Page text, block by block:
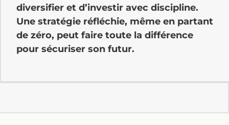
diversifier et d’investir avec discipline.
Une stratégie réfléchie, même en partant
de zéro, peut faire toute la différence
pour sécuriser son futur.